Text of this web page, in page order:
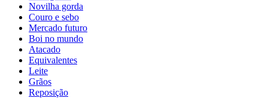
Novilha gorda
Couro e sebo
Mercado futuro
Boi no mundo
Atacado
Equivalentes
Leite
Grãos
Reposição